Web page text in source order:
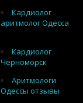
Кардиолог
аритмолог Одесса
Кардиолог
Черноморск
Аритмологи
Одессы отзывы